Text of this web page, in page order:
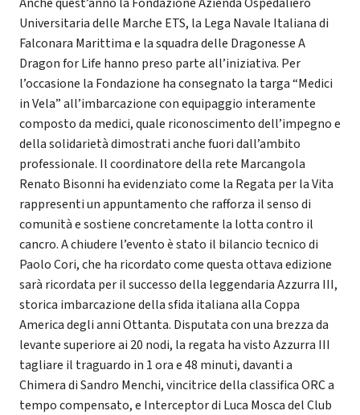
Universitaria delle Marche ETS, la Lega Navale Italiana di
Falconara Marittima e la squadra delle Dragonesse A
Dragon for Life hanno preso parte all’iniziativa. Per
l’occasione la Fondazione ha consegnato la targa “Medici
in Vela” all’imbarcazione con equipaggio interamente
composto da medici, quale riconoscimento dell’impegno e
della solidarietà dimostrati anche fuori dall’ambito
professionale. Il coordinatore della rete Marcangola
Renato Bisonni ha evidenziato come la Regata per la Vita
rappresenti un appuntamento che rafforza il senso di
comunità e sostiene concretamente la lotta contro il
cancro. A chiudere l’evento è stato il bilancio tecnico di
Paolo Cori, che ha ricordato come questa ottava edizione
sarà ricordata per il successo della leggendaria Azzurra III,
storica imbarcazione della sfida italiana alla Coppa
America degli anni Ottanta. Disputata con una brezza da
levante superiore ai 20 nodi, la regata ha visto Azzurra III
tagliare il traguardo in 1 ora e 48 minuti, davanti a
Chimera di Sandro Menchi, vincitrice della classifica ORC a
tempo compensato, e Interceptor di Luca Mosca del Club